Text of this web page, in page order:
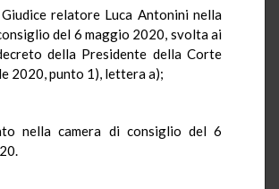
relatore Luca Antonini nella
del 6 maggio 2020, svolta ai
della Presidente della Corte
2020, punto 1), lettera a);
nella camera di consiglio del 6